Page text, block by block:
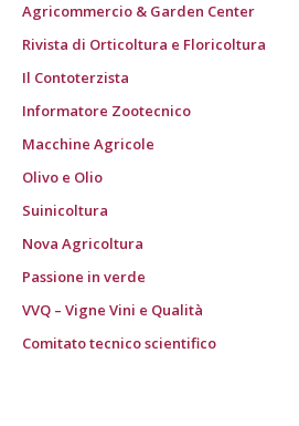
Agricommercio & Garden Center
Rivista di Orticoltura e Floricoltura
Il Contoterzista
Informatore Zootecnico
Macchine Agricole
Olivo e Olio
Suinicoltura
Nova Agricoltura
Passione in verde
VVQ – Vigne Vini e Qualità
Comitato tecnico scientifico